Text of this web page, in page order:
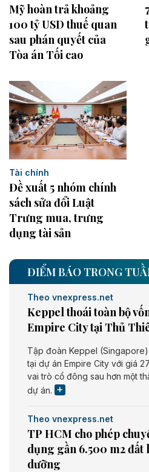
Mỹ hoàn trả khoảng
100 tỷ USD thuế quan
sau phán quyết của
Tòa án Tối cao
Tài chính
Đề xuất 5 nhóm chính
sách sửa đổi Luật
Trưng mua, trưng
dụng tài sản
ĐIỂM BÁO TRONG
Theo vnexpress.net
Keppel thoái toàn bộ
Empire City tại Thủ
Tập đoàn Keppel
tại dự án Empire City với giá
vai trò cổ đông sau hơn một
dự án.
Theo vnexpress.net
TP HCM cho phép
dụng gần 6.500 m2
dưỡng